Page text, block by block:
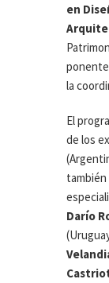
en
la
El
de los
también
Darío